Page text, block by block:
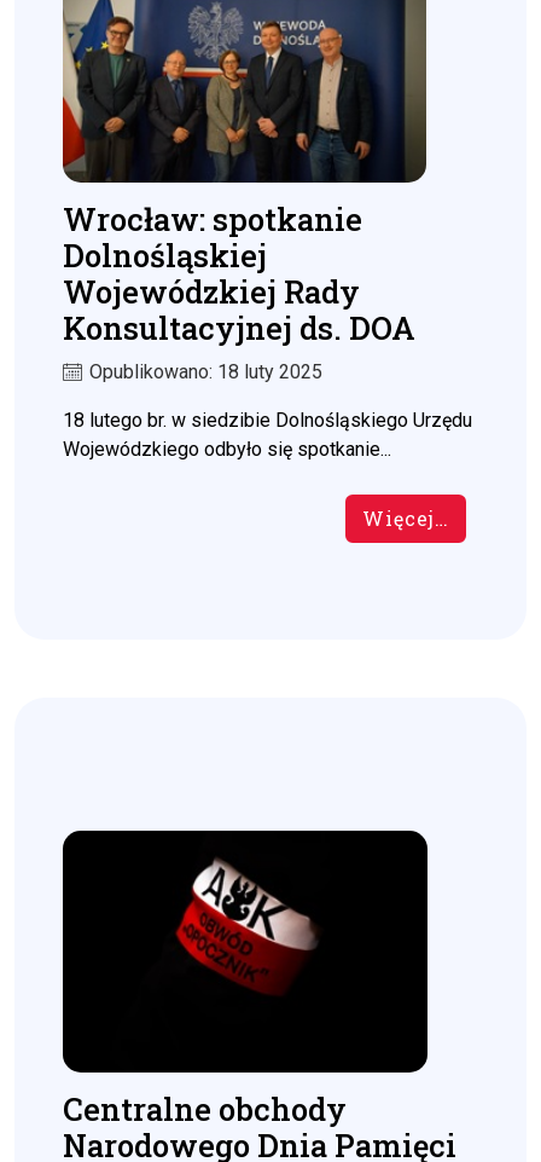
Wrocław: spotkanie
Dolnośląskiej
Wojewódzkiej Rady
Konsultacyjnej ds. DOA
Opublikowano: 18 luty 2025
18 lutego br. w siedzibie Dolnośląskiego Urzędu
Wojewódzkiego odbyło się spotkanie...
Więcej…
Centralne obchody
Narodowego Dnia Pamięci